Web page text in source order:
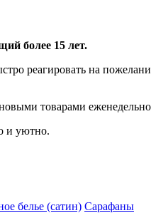
более 15 лет.
реагировать на
товарами
и уютно.
белье (сатин) Сарафаны